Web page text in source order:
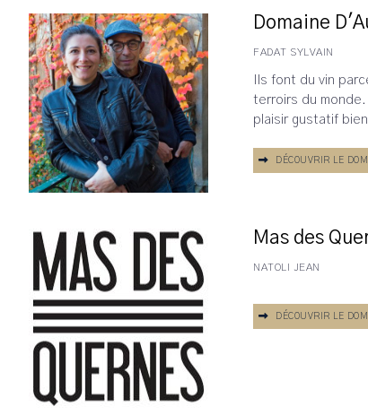
Domaine
FADAT SYLVAIN
Ils font du vin
terroirs du
plaisir gustatif
DÉCOUVRIR LE
Mas des
NATOLI JEAN
DÉCOUVRIR LE